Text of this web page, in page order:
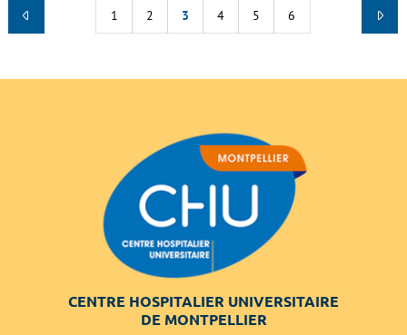
1 2 3 4 5 6
CENTRE HOSPITALIER UNIVERSITAIRE
DE MONTPELLIER